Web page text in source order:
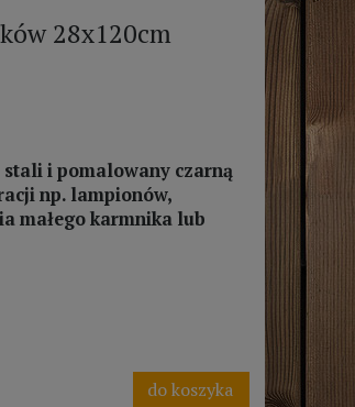
28x120cm
i pomalowany czarną
np. lampionów,
małego karmnika lub
do koszyka